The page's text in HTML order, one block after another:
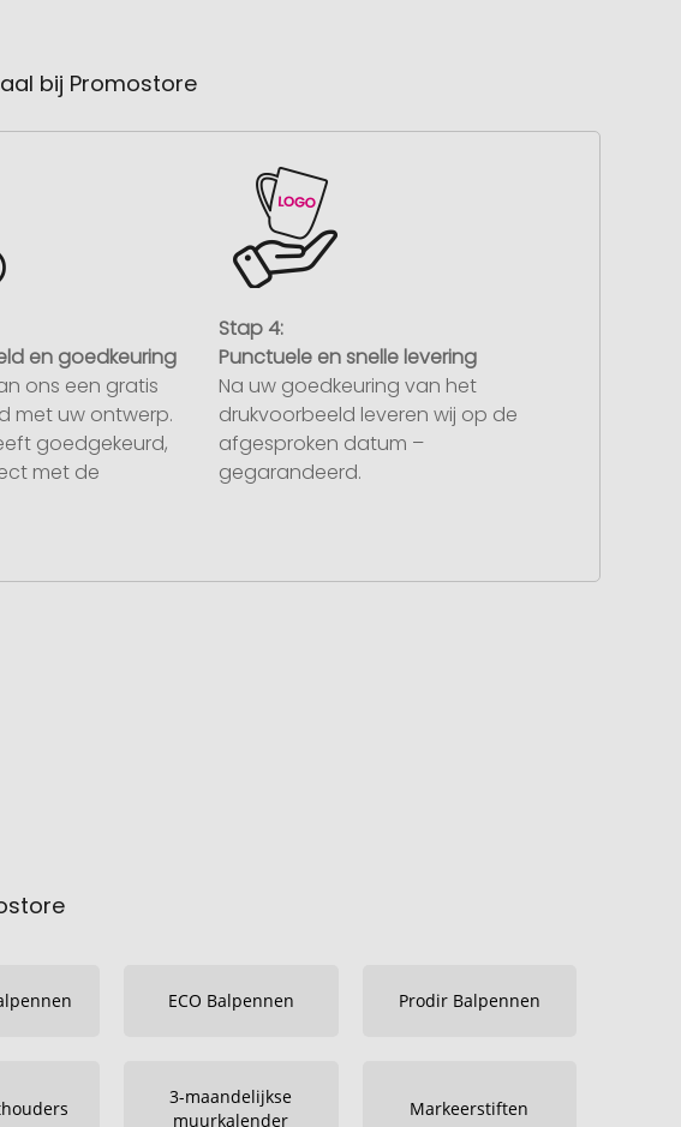
bij Promostore
en goedkeuring
ons een gratis
met uw ontwerp.
goedgekeurd,
met de
Stap 4:
Punctuele en snelle levering
Na uw goedkeuring van het
drukvoorbeeld leveren wij op de
afgesproken datum –
gegarandeerd.
ECO Balpennen Prodir Balpennen
3-maandelijkse
muurkalender
Markeerstiften